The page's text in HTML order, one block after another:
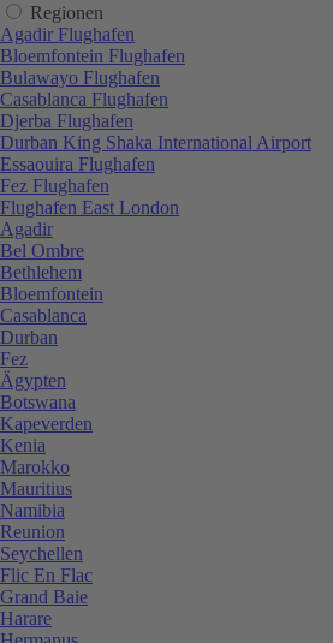
Regionen
Agadir Flughafen
Bloemfontein Flughafen
Bulawayo Flughafen
Casablanca Flughafen
Djerba Flughafen
Durban King Shaka International Airport
Essaouira Flughafen
Fez Flughafen
Flughafen East London
Agadir
Bel Ombre
Bethlehem
Bloemfontein
Casablanca
Durban
Fez
Ägypten
Botswana
Kapeverden
Kenia
Marokko
Mauritius
Namibia
Reunion
Seychellen
Flic En Flac
Grand Baie
Harare